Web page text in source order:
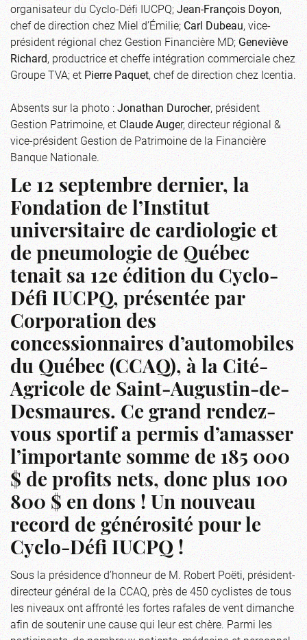
organisateur du Cyclo-Défi IUCPQ;Jean-François Doyon,
chef de direction chez Miel d’Émilie;Carl Dubeau, vice-
président régional chez Gestion Financière MD;Geneviève
Richard, productrice et cheffe intégration commerciale chez
Groupe TVA; et Pierre Paquet, chef de direction chez Icentia.
Absents sur la photo :Jonathan Durocher, président
Gestion Patrimoine, etClaude Auger, directeur régional &
vice-président Gestion de Patrimoine de la Financière
Banque Nationale.
Le 12 septembre dernier, la
Fondation de l’Institut
universitaire de cardiologie et
de pneumologie de Québec
tenait sa 12e édition du Cyclo-
Défi IUCPQ, présentée par
Corporation des
concessionnaires d’automobiles
du Québec (CCAQ), à la Cité-
Agricole de Saint-Augustin-de-
Desmaures. Ce grand rendez-
vous sportif a permis d’amasser
l’importante somme de 185 000
$ de profits nets, donc plus 100
800 $ en dons ! Un nouveau
record de générosité pour le
Cyclo-Défi IUCPQ !
Sous la présidence d’honneur de M. Robert Poëti, président-
directeur général de la CCAQ, près de 450 cyclistes de tous
les niveaux ont affronté les fortes rafales de vent dimanche
afin de soutenir une cause qui leur est chère. Parmi les